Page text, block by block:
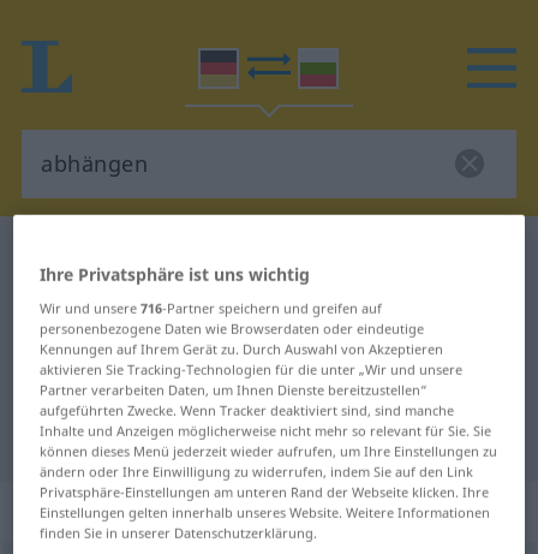
Deutsch-Bulgarisch Übersetzung
für "abhängen"
"abhängen" Bulgarisch
Übersetzung
„abhängen“: transitives Verb
Ihre Privatsphäre ist uns wichtig
Wir und unsere716-Partner speichern und greifen auf
personenbezogene Daten wie Browserdaten oder eindeutige
Kennungen auf Ihrem Gerät zu. Durch Auswahl von Akzeptieren
aktivieren Sie Tracking-Technologien für die unter „Wir und unsere
Partner verarbeiten Daten, um Ihnen Dienste bereitzustellen“
aufgeführten Zwecke. Wenn Tracker deaktiviert sind, sind manche
Inhalte und Anzeigen möglicherweise nicht mehr so relevant für Sie. Sie
können dieses Menü jederzeit wieder aufrufen, um Ihre Einstellungen zu
ändern oder Ihre Einwilligung zu widerrufen, indem Sie auf den Link
Privatsphäre-Einstellungen am unteren Rand der Webseite klicken. Ihre
Einstellungen gelten innerhalb unseres Website. Weitere Informationen
finden Sie in unserer Datenschutzerklärung.